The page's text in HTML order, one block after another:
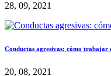
28, 09, 2021
Conductas agresivas: cómo trabajar
20, 08, 2021